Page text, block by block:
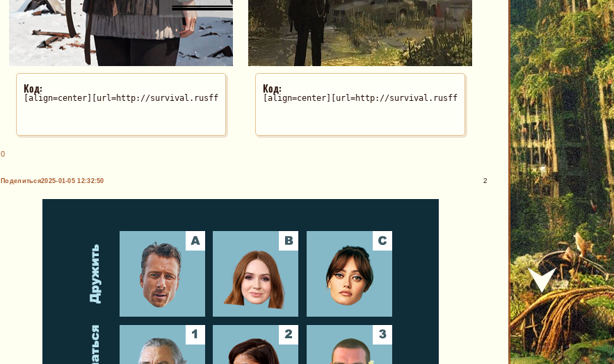
Код:
[align=center][url=http://survival.rusff.me][img]http://upforme.ru/uploads/001b/f7/f4/2/277443.jpg[/img][/url][/align]
Код:
[align=center][url=http://survival.rusff.me][img]http://upforme.ru/
0
Поделиться 2
2025-01-05 12:32:50